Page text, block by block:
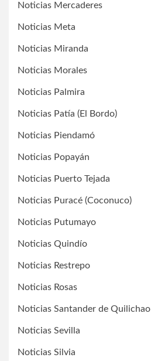
Noticias Mercaderes
Noticias Meta
Noticias Miranda
Noticias Morales
Noticias Palmira
Noticias Patía (El Bordo)
Noticias Piendamó
Noticias Popayán
Noticias Puerto Tejada
Noticias Puracé (Coconuco)
Noticias Putumayo
Noticias Quindío
Noticias Restrepo
Noticias Rosas
Noticias Santander de Quilichao
Noticias Sevilla
Noticias Silvia